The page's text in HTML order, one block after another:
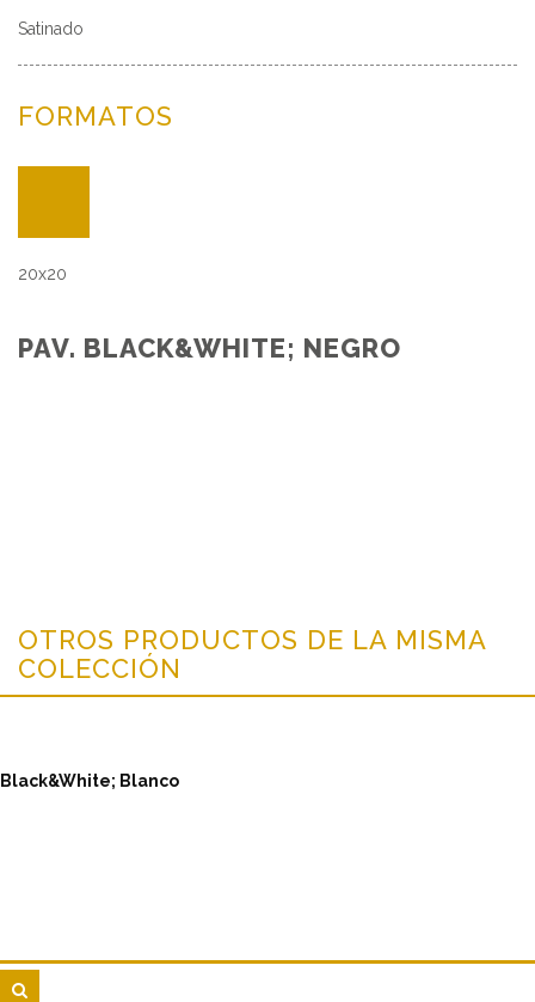
Satinado
FORMATOS
20x20
PAV. BLACK&WHITE; NEGRO
OTROS PRODUCTOS DE LA MISMA
COLECCIÓN
Black&White; Blanco